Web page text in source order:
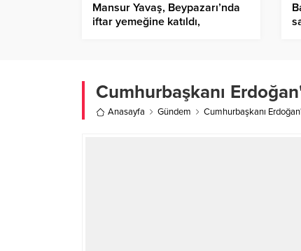
Mansur Yavaş, Beypazarı’nda
iftar yemeğine katıldı,
Cumhurbaşkanı
Anasayfa Gündem Cumhurbaşkanı